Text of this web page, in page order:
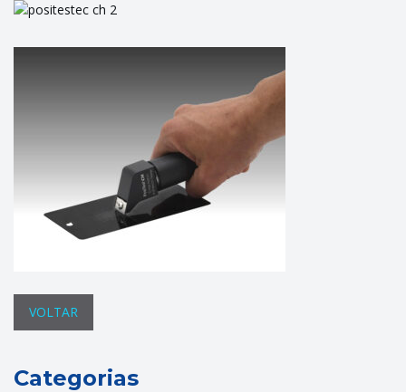
VOLTAR
Categorias